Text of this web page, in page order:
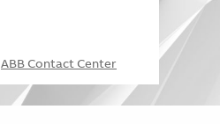
ABB Contact Center